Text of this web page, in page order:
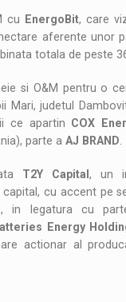
cu EnergoBit, care
aferente unor
totala de peste
si O&M pentru o
Mari, judetul
ce apartin COX
parte aAJ BRAND
T2Y Capital , un
cu accent pe
in legatura cu
Energy
actionar al